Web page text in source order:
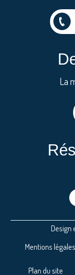
La
Design
Mentions légales
Plan du site